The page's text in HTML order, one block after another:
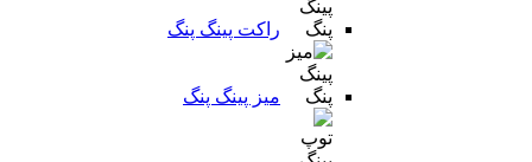
راکت پینگ پنگ
میز پینگ پنگ